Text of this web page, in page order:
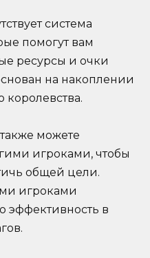
система
помогут вам
ресурсы и очки
на накоплении
королевства.
можете
игроками, чтобы
общей цели.
игроками
эффективность в